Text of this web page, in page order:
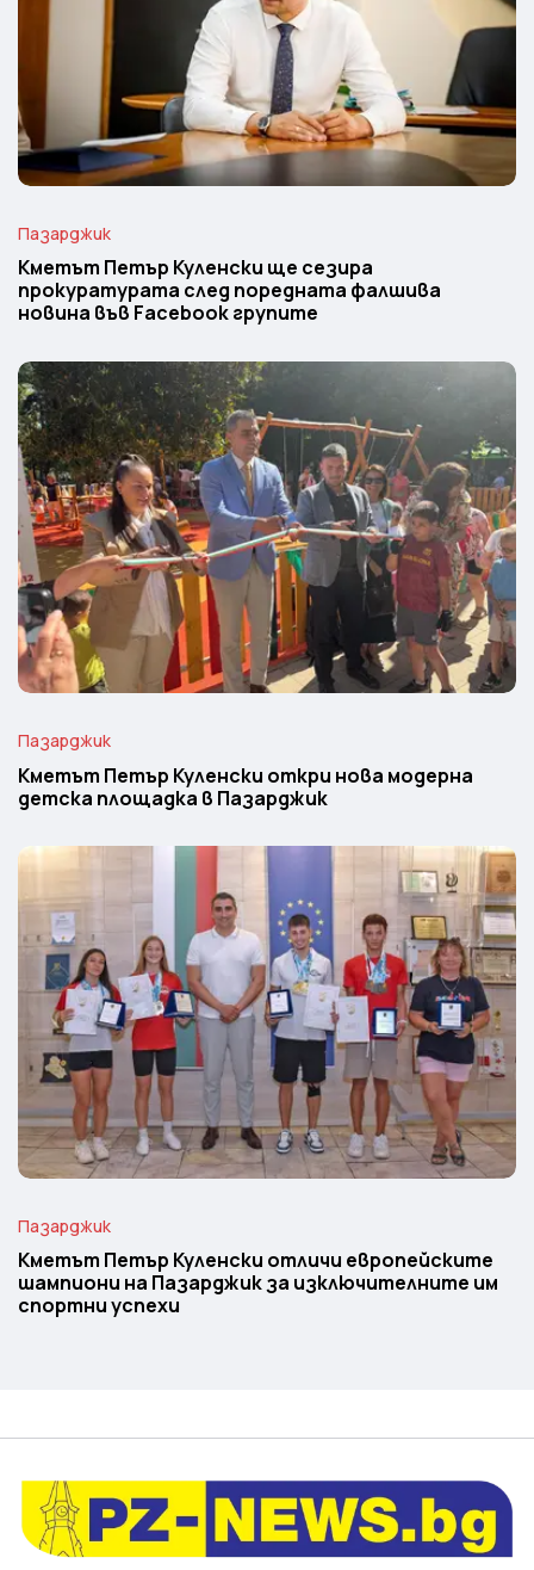
Пазарджик
Кметът Петър Куленски ще сезира
прокуратурата след поредната фалшива
новина във Facebook групите
Пазарджик
Кметът Петър Куленски откри нова модерна
детска площадка в Пазарджик
Пазарджик
Кметът Петър Куленски отличи европейските
шампиони на Пазарджик за изключителните им
спортни успехи